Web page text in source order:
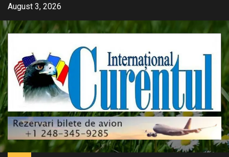
Skip
content
August 3, 2026